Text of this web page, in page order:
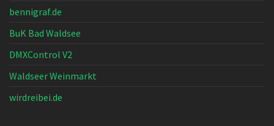
bennigraf.de
BuK Bad Waldsee
DMXControl V2
Waldseer Weinmarkt
wirdreibei.de